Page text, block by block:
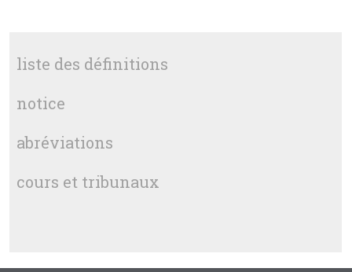
liste des définitions
notice
abréviations
cours et tribunaux